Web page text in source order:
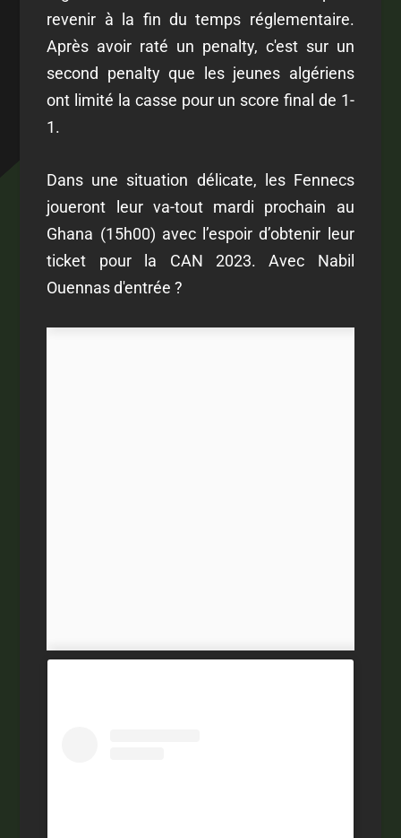
revenir à la fin du temps réglementaire.
Après avoir raté un penalty, c'est sur un
second penalty que les jeunes algériens
ont limité la casse pour un score final de 1-
1.
Dans une situation délicate, les Fennecs
joueront leur va-tout mardi prochain au
Ghana (15h00) avec l’espoir d’obtenir leur
ticket pour la CAN 2023. Avec Nabil
Ouennas d'entrée ?